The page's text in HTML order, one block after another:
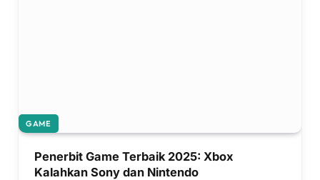
GAME
Penerbit Game Terbaik 2025: Xbox
Kalahkan Sony dan Nintendo